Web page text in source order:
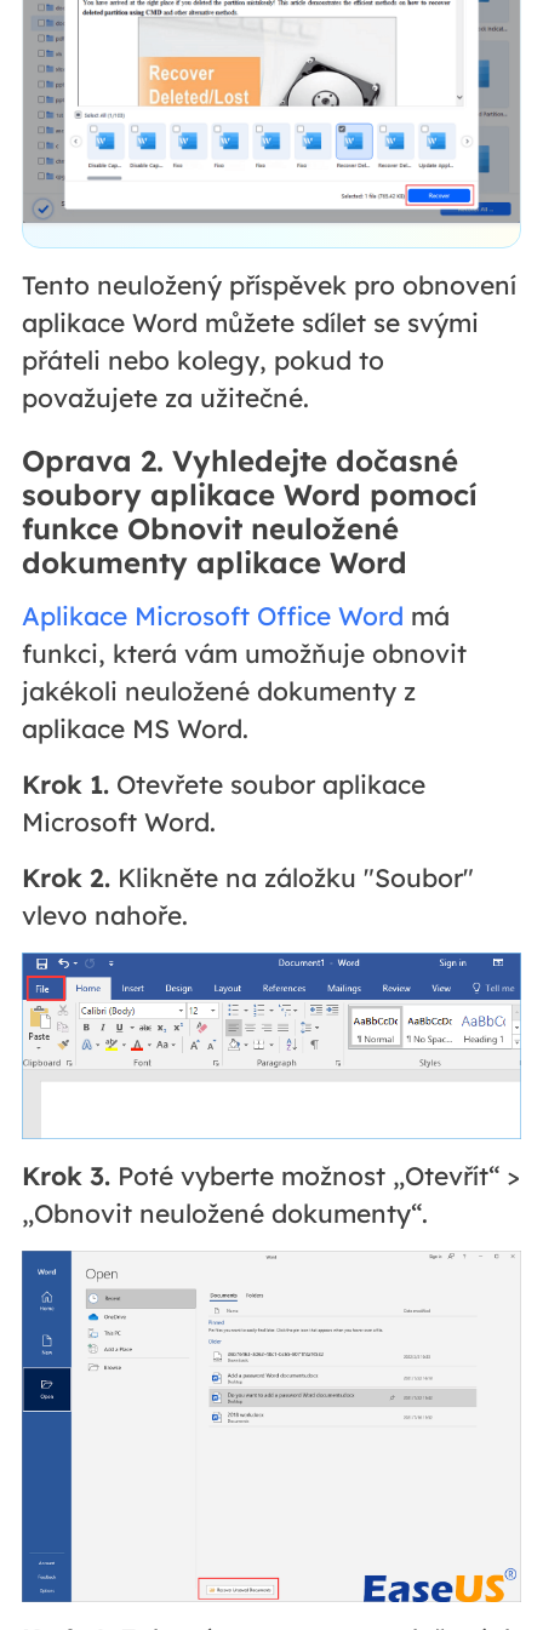
Tento neuložený příspěvek pro obnovení
aplikace Word můžete sdílet se svými
přáteli nebo kolegy, pokud to
považujete za užitečné.
Oprava 2. Vyhledejte dočasné
soubory aplikace Word pomocí
funkce Obnovit neuložené
dokumenty aplikace Word
Aplikace Microsoft Office Word má
funkci, která vám umožňuje obnovit
jakékoli neuložené dokumenty z
aplikace MS Word.
Krok 1.Otevřete soubor aplikace
Microsoft Word.
Krok 2.Klikněte na záložku "Soubor"
vlevo nahoře.
Krok 3.Poté vyberte možnost „Otevřít“ >
„Obnovit neuložené dokumenty“.